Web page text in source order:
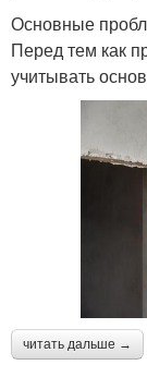
Основные
Перед тем как
учитывать
читать дальше →